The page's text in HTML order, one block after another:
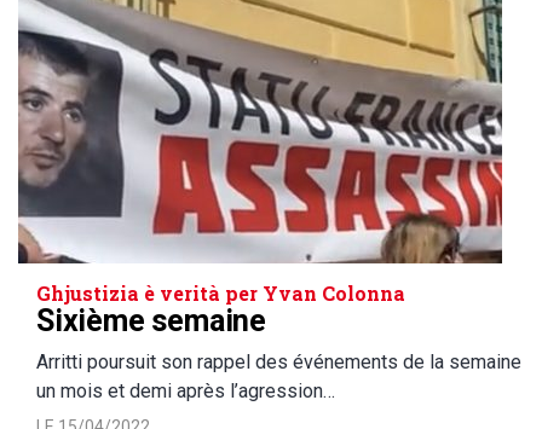
Ghjustizia è verità per Yvan Colonna
Sixième semaine
Arritti poursuit son rappel des événements de la semaine
un mois et demi après l’agression…